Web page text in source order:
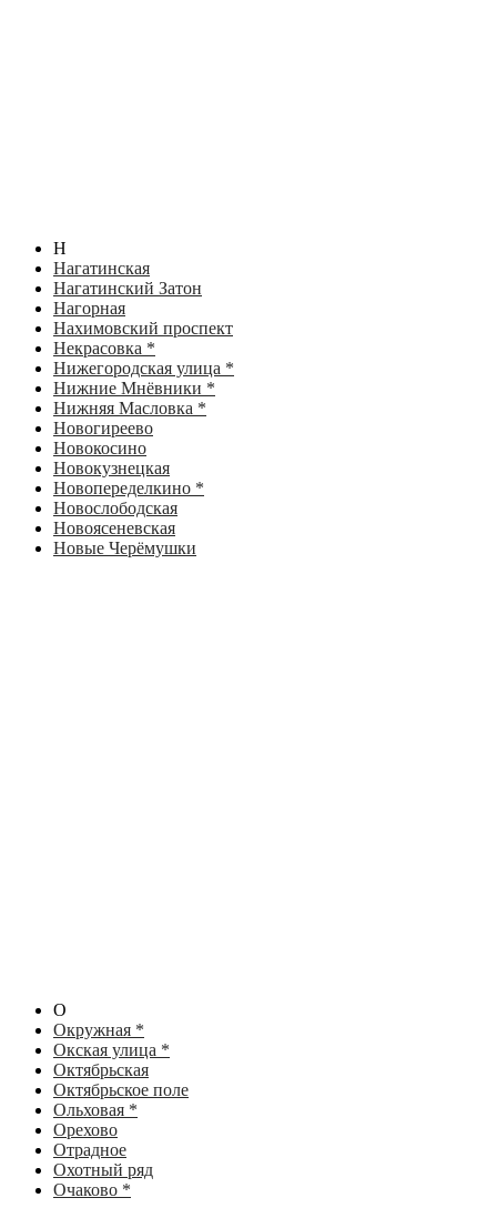
Н
Нагатинская
Нагатинский Затон
Нагорная
Нахимовский проспект
Некрасовка *
Нижегородская улица *
Нижние Мнёвники *
Нижняя Масловка *
Новогиреево
Новокосино
Новокузнецкая
Новопеределкино *
Новослободская
Новоясеневская
Новые Черёмушки
О
Окружная *
Окская улица *
Октябрьская
Октябрьское поле
Ольховая *
Орехово
Отрадное
Охотный ряд
Очаково *